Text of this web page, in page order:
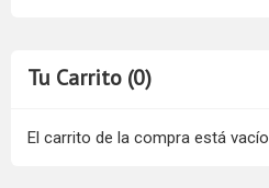
Tu Carrito (0)
El carrito de la compra está vacío